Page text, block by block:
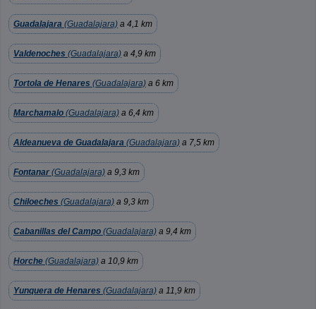
Guadalajara (Guadalajara) a 4,1 km
Valdenoches (Guadalajara) a 4,9 km
Tortola de Henares (Guadalajara) a 6 km
Marchamalo (Guadalajara) a 6,4 km
Aldeanueva de Guadalajara (Guadalajara) a 7,5 km
Fontanar (Guadalajara) a 9,3 km
Chiloeches (Guadalajara) a 9,3 km
Cabanillas del Campo (Guadalajara) a 9,4 km
Horche (Guadalajara) a 10,9 km
Yunquera de Henares (Guadalajara) a 11,9 km